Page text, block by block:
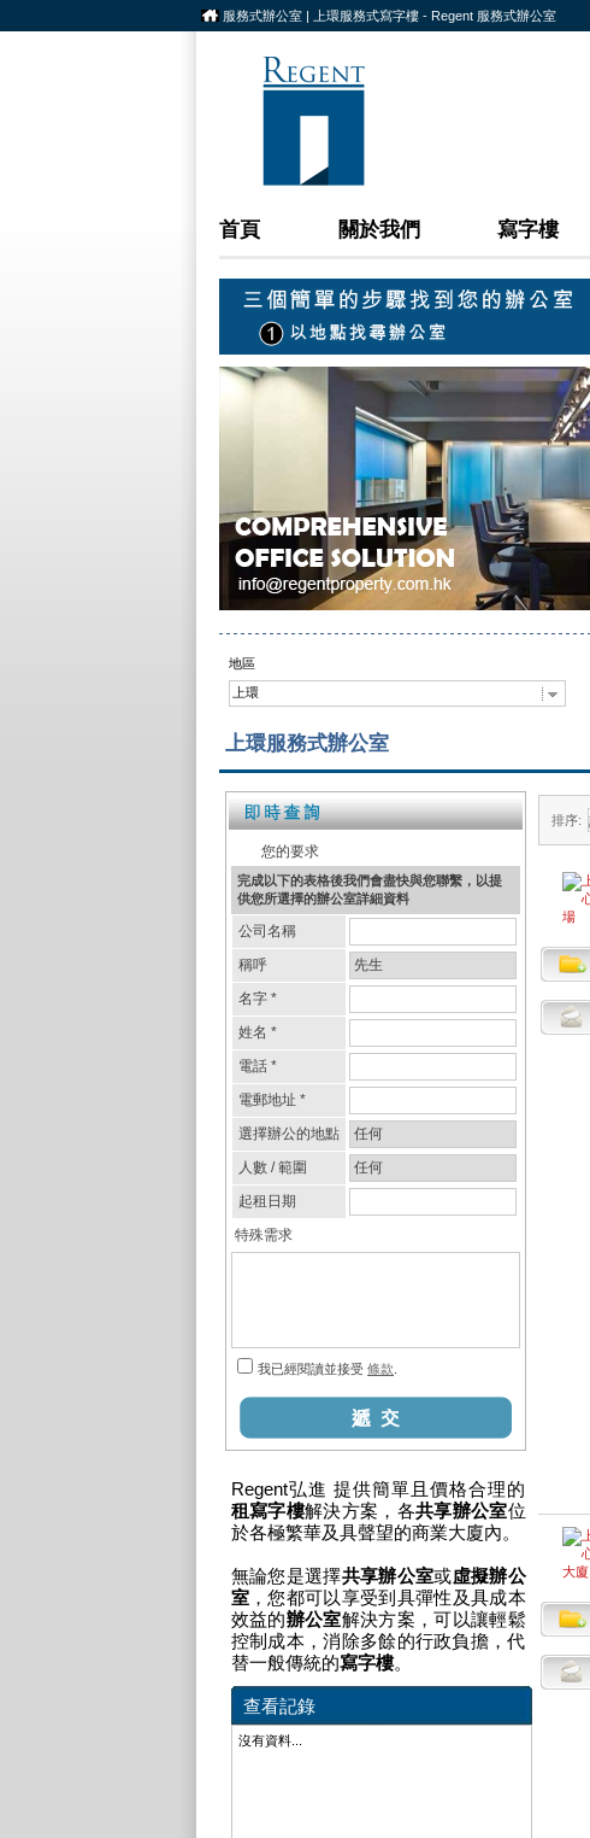
服務式辦公室 | 上環服務式寫字樓 - Regent 服務式辦公室
首頁 關於我們 寫字樓
地區
上環
上環服務式辦公室
Regent弘進 提供簡單且價格合理的
租寫字樓解決方案，各共享辦公室位
於各極繁華及具聲望的商業大廈內。
無論您是選擇共享辦公室或虛擬辦公
室，您都可以享受到具彈性及具成本
效益的辦公室解決方案，可以讓輕鬆
控制成本，消除多餘的行政負擔，代
替一般傳統的寫字樓。
查看記錄
沒有資料...
排序: